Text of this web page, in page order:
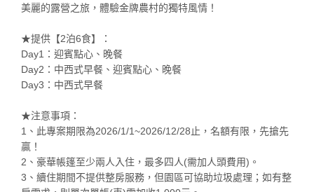
美麗的露營之旅，體驗金牌農村的獨特風情！
★提供【2泊6食】：
Day1：迎賓點心、晚餐
Day2：中西式早餐、迎賓點心、晚餐
Day3：中西式早餐
★注意事項：
1、此專案期限為2026/1/1~2026/12/28止，名額有限，先搶先
贏！
2、豪華帳篷至少兩人入住，最多四人(需加人頭費用)。
3、續住期間不提供整房服務，但園區可協助垃圾處理；如有整